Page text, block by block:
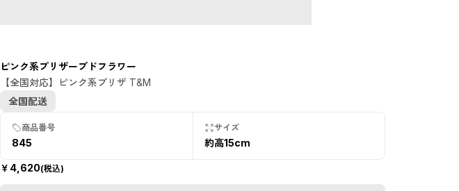
SOLD OUT
数量限定・売
切れ
ピンク系プリザーブドフラワー
【全国対応】ピンク系プリザ T&M
全国配送
商品番号
845
サイズ
約高15cm
￥ 4,620(税込)